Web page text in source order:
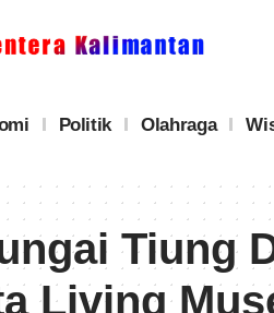
Politik Olahraga
Tiung
Living